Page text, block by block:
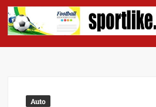
Auto